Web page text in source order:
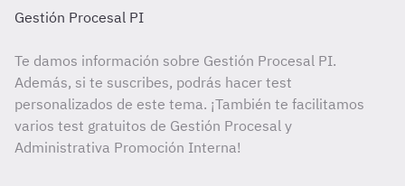
Gestión Procesal PI
Te damos información sobre Gestión Procesal PI.
Además, si te suscribes, podrás hacer test
personalizados de este tema. ¡También te facilitamos
varios test gratuitos de Gestión Procesal y
Administrativa Promoción Interna!